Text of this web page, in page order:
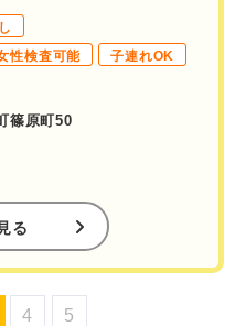
性検査可能
子連れOK
篠原町50
る
4 5